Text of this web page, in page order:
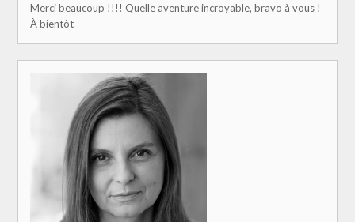
Merci beaucoup !!!! Quelle aventure incroyable, bravo à vous !
À bientôt